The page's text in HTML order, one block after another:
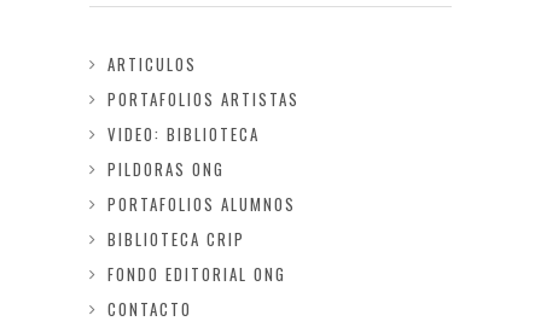
ARTICULOS
PORTAFOLIOS ARTISTAS
VIDEO: BIBLIOTECA
PILDORAS ONG
PORTAFOLIOS ALUMNOS
BIBLIOTECA CRIP
FONDO EDITORIAL ONG
CONTACTO